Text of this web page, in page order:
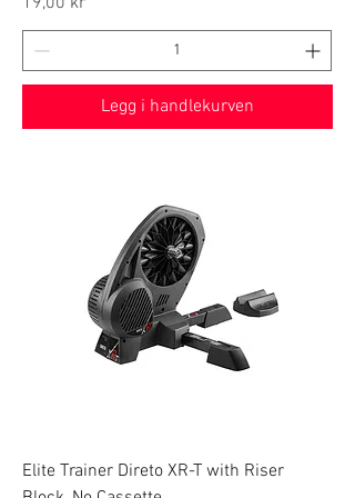
Legg i handlekurven
Elite Trainer Direto XR-T with Riser